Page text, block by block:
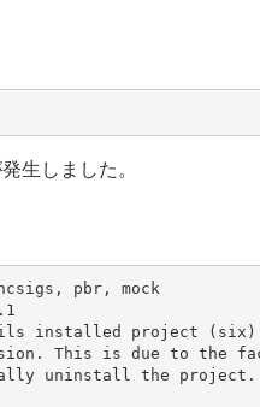
生しました。
pbr, mock
This is due to the
uninstall the project.